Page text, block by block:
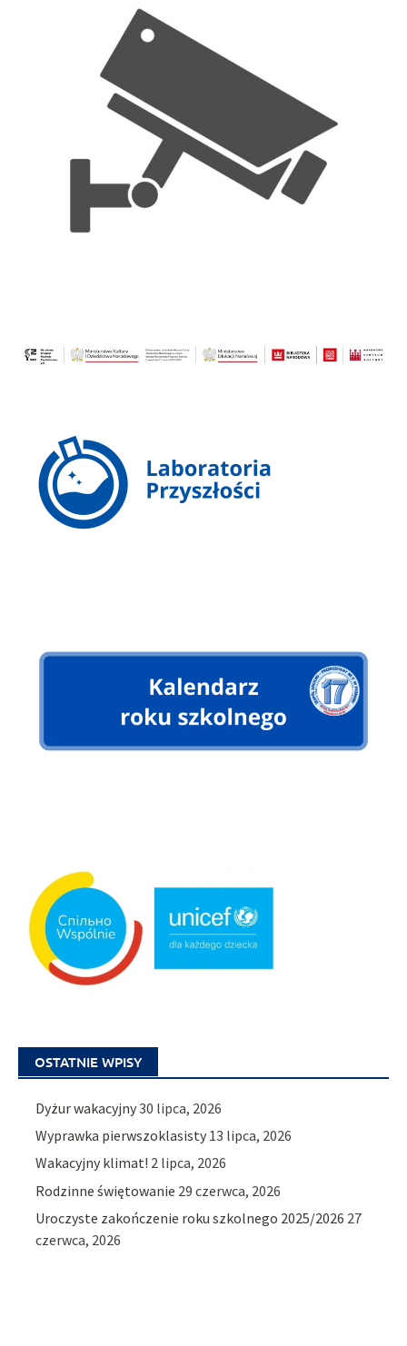
OSTATNIE WPISY
Dyżur wakacyjny30 lipca, 2026
Wyprawka pierwszoklasisty 13 lipca, 2026
Wakacyjny klimat! 2 lipca, 2026
Rodzinne świętowanie 29 czerwca, 2026
Uroczyste zakończenie roku szkolnego 2025/2026 27
czerwca, 2026